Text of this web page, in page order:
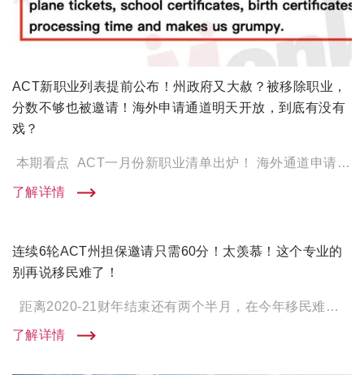
ACT新职业列表提前公布！州政府又大赦？被移除职业，
分数不够也被邀请！海外申请通道明天开放，到底有没有
戏？
本期看点 ACT一月份新职业清单出炉！ 海外通道申请要求 总结 ACT一月份新职业清单出炉！ 就在刚刚， […]
了解详情
连续6轮ACT州担保邀请只需60分！太羡慕！这个专业的
别再说移民难了！
距离2020-21财年结束还有两个半月，在今年移民难的趋势下，有这么一个专业群体竟然连续6轮！以 […]
了解详情